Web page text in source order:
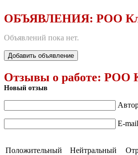
ОБЪЯВЛЕНИЯ: РОО
Объявлений пока нет.
Добавить объявление
Отзывы о работе: РОО
Новый отзыв
E-
Положительный Нейтральный